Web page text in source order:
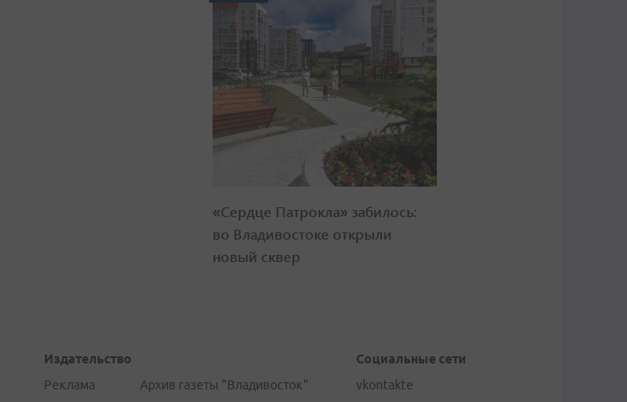
«Сердце Патрокла» забилось:
во Владивостоке открыли
новый сквер
Издательство
Реклама
Архив газеты "Владивосток"
Социальные сети
vkontakte